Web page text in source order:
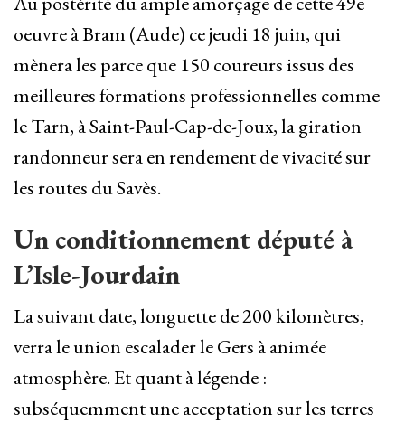
oeuvre à Bram (Aude) ce jeudi 18 juin, qui
mènera les parce que 150 coureurs issus des
meilleures formations professionnelles comme
le Tarn, à Saint-Paul-Cap-de-Joux, la giration
randonneur sera en rendement de vivacité sur
les routes du Savès.
Un conditionnement député à
L’Isle-Jourdain
La suivant date, longuette de 200 kilomètres,
verra le union escalader le Gers à animée
atmosphère. Et quant à légende :
subséquemment une acceptation sur les terres